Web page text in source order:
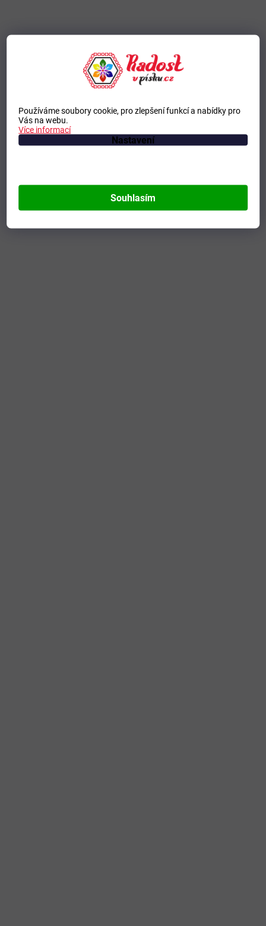
Používáme soubory cookie, pro zlepšení funkcí a nabídky pro
Vás na webu.
Více informací
Nastavení
Souhlasím